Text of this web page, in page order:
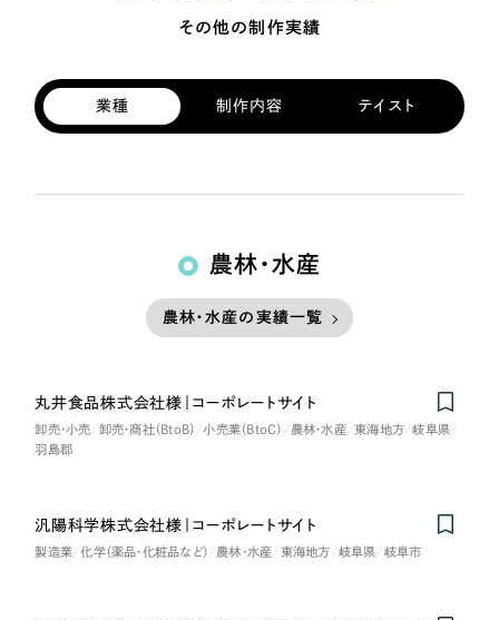
その他の制作実績
業種 制作内容 テイスト
農林・水産
農林・水産の実績一覧
丸井食品株式会社様｜コーポレートサイト
卸売・小売 卸売・商社（BtoB） 小売業（BtoC） 農林・水産 東海地方
岐阜県
羽島郡
汎陽科学株式会社様｜コーポレートサイト
製造業 化学（薬品・化粧品など） 農林・水産 東海地方 岐阜県 岐阜市